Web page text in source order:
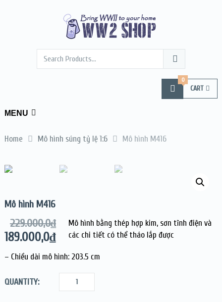
CART
0
MENU
Home Mô hình súng tỷ lệ 1:6 Mô hình M416
Mô hình M416
229.000,0₫
189.000,0₫
Mô hình bằng thép hợp kim, sơn tĩnh điện và
các chi tiết có thể tháo lắp được
– Chiều dài mô hình: 203.5 cm
QUANTITY: